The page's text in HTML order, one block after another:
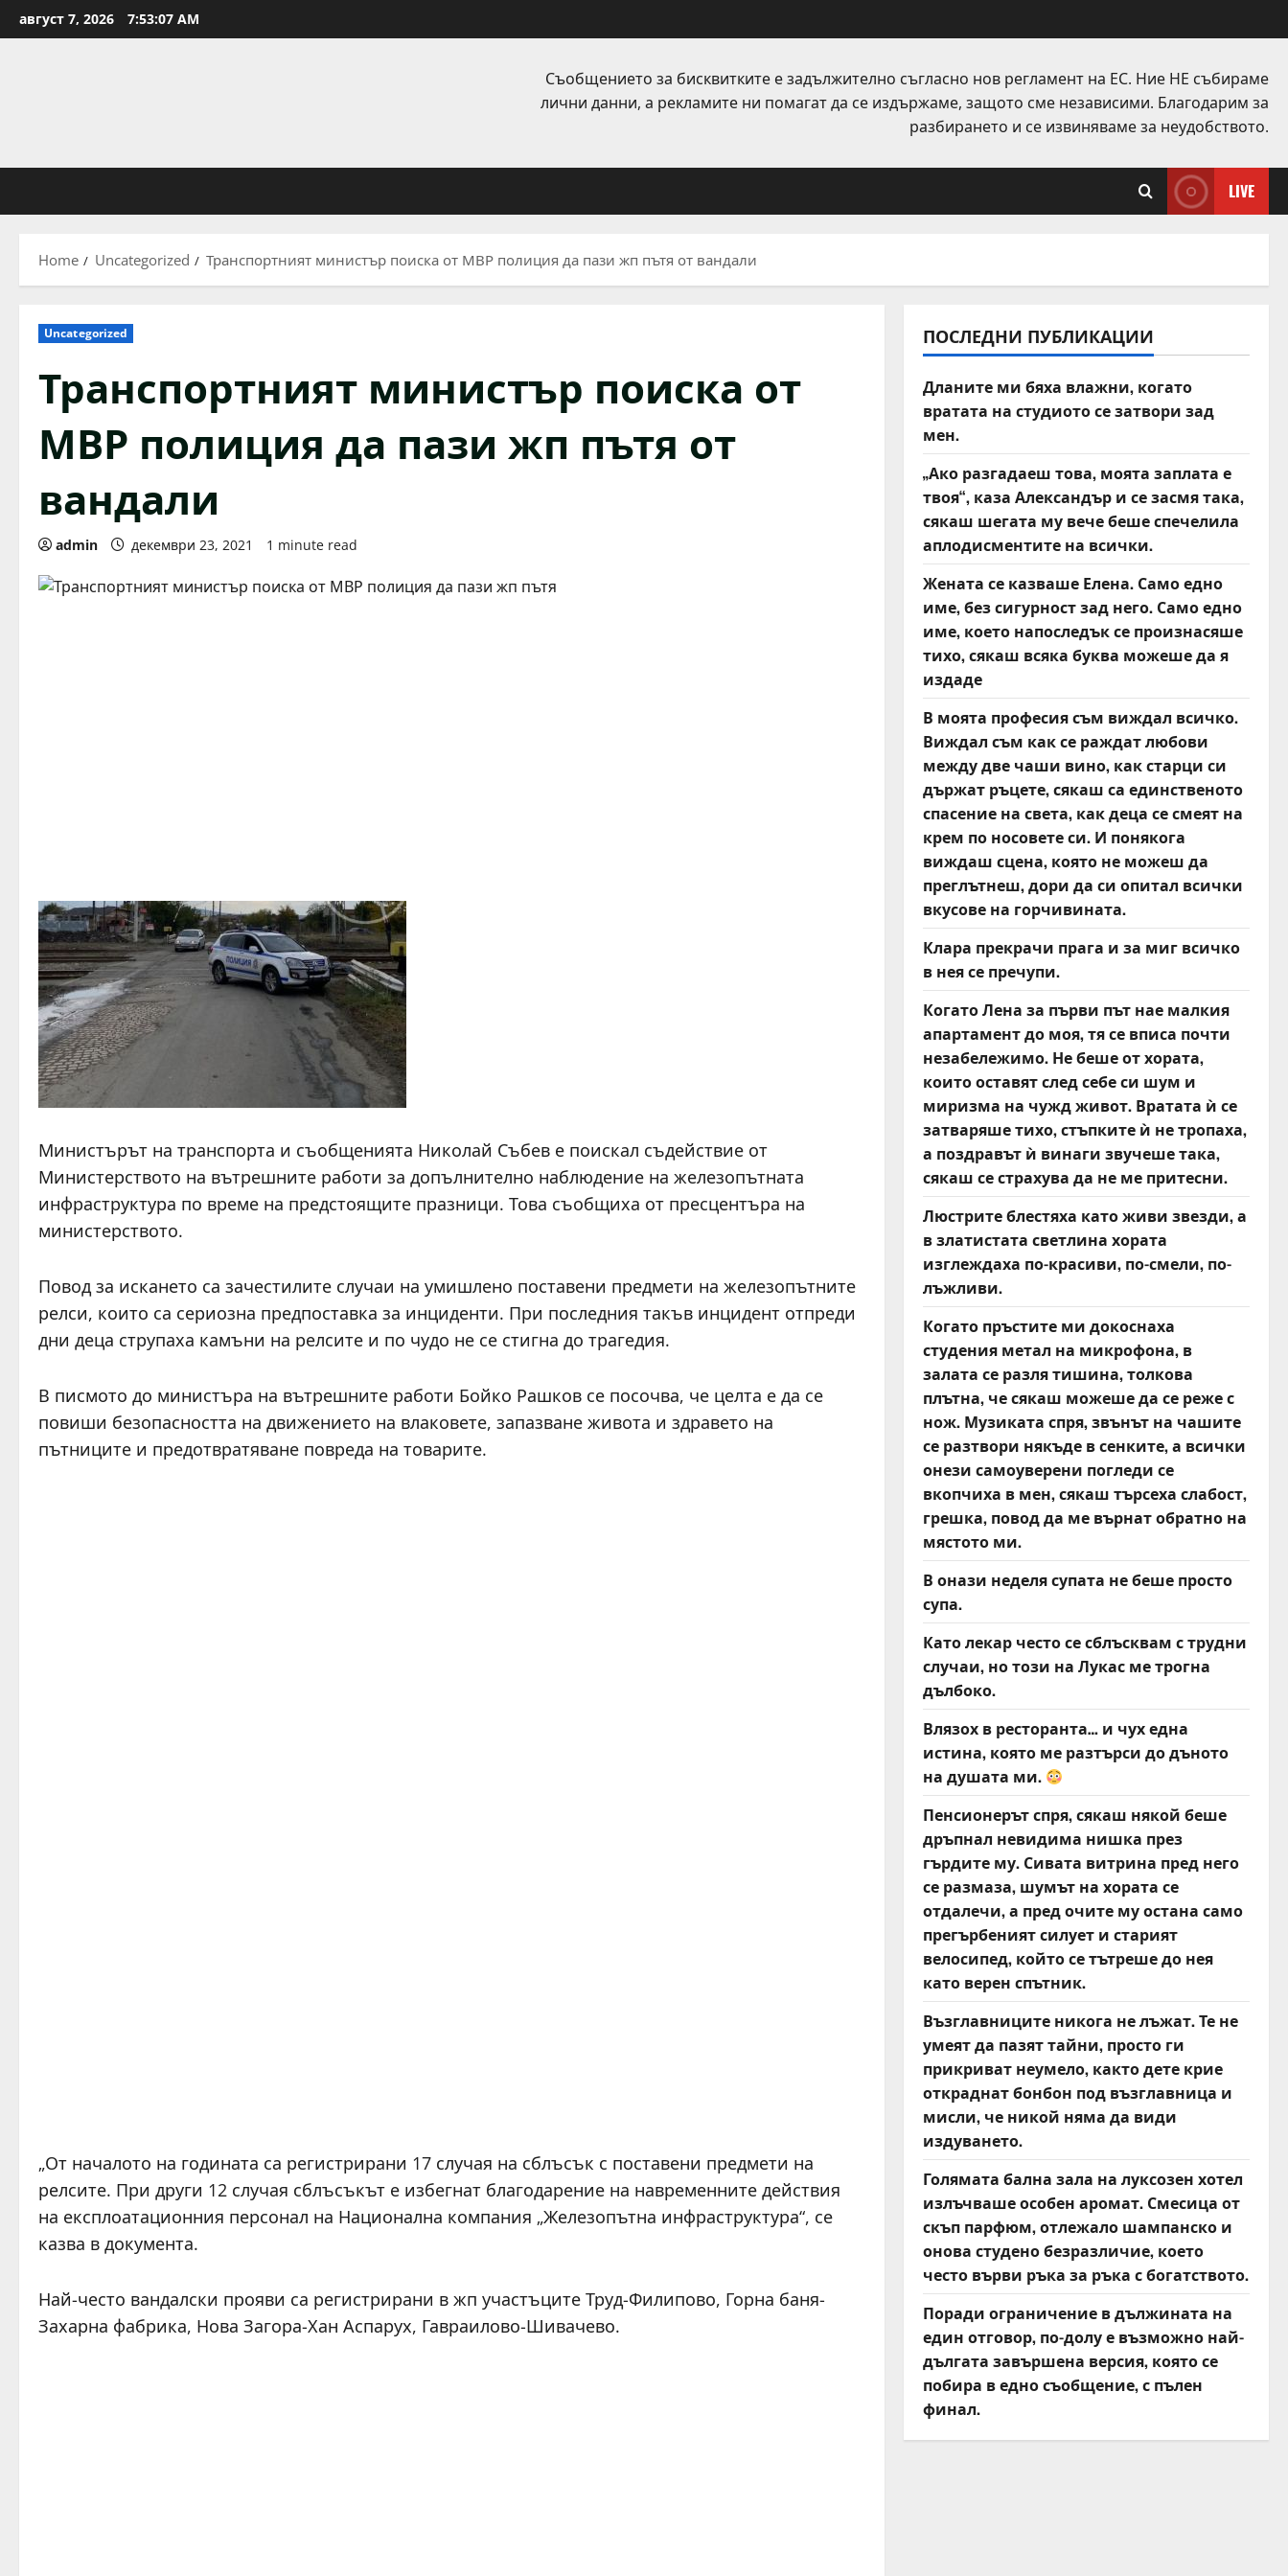
to
август 7, 2026 7:53:08 AM
Съобщението за бисквитките е задължително съгласно нов регламент на ЕС. Ние НЕ събираме
лични данни, а рекламите ни помагат да се издържаме, защото сме независими. Благодарим за
разбирането и се извиняваме за неудобството.
LIVE
Home Uncategorized Транспортният министър поиска от МВР полиция да пази жп пътя от вандали
Uncategorized
Транспортният министър поиска от
МВР полиция да пази жп пътя от
вандали
admin декември 23, 2021 1 minute read
Министърът на транспорта и съобщенията Николай Събев е поискал съдействие от
Министерството на вътрешните работи за допълнително наблюдение на железопътната
инфраструктура по време на предстоящите празници. Това съобщиха от пресцентъра на
министерството.
Повод за искането са зачестилите случаи на умишлено поставени предмети на железопътните
релси, които са сериозна предпоставка за инциденти. При последния такъв инцидент отпреди
дни деца струпаха камъни на релсите и по чудо не се стигна до трагедия.
В писмото до министъра на вътрешните работи Бойко Рашков се посочва, че целта е да се
повиши безопасността на движението на влаковете, запазване живота и здравето на
пътниците и предотвратяване повреда на товарите.
„От началото на годината са регистрирани 17 случая на сблъсък с поставени предмети на
релсите. При други 12 случая сблъсъкът е избегнат благодарение на навременните действия
на експлоатационния персонал на Национална компания „Железопътна инфраструктура“, се
казва в документа.
Най-често вандалски прояви са регистрирани в жп участъците Труд-Филипово, Горна баня-
Захарна фабрика, Нова Загора-Хан Аспарух, Гавраилово-Шивачево.
ПОСЛЕДНИ ПУБЛИКАЦИИ
Дланите ми бяха влажни, когато
вратата на студиото се затвори зад
мен.
„Ако разгадаеш това, моята заплата е
твоя“, каза Александър и се засмя така,
сякаш шегата му вече беше спечелила
аплодисментите на всички.
Жената се казваше Елена. Само едно
име, без сигурност зад него. Само едно
име, което напоследък се произнасяше
тихо, сякаш всяка буква можеше да я
издаде
В моята професия съм виждал всичко.
Виждал съм как се раждат любови
между две чаши вино, как старци си
държат ръцете, сякаш са единственото
спасение на света, как деца се смеят на
крем по носовете си. И понякога
виждаш сцена, която не можеш да
преглътнеш, дори да си опитал всички
вкусове на горчивината.
Клара прекрачи прага и за миг всичко
в нея се пречупи.
Когато Лена за първи път нае малкия
апартамент до моя, тя се вписа почти
незабележимо. Не беше от хората,
които оставят след себе си шум и
миризма на чужд живот. Вратата ѝ се
затваряше тихо, стъпките ѝ не тропаха,
а поздравът ѝ винаги звучеше така,
сякаш се страхува да не ме притесни.
Люстрите блестяха като живи звезди, а
в златистата светлина хората
изглеждаха по-красиви, по-смели, по-
лъжливи.
Когато пръстите ми докоснаха
студения метал на микрофона, в
залата се разля тишина, толкова
плътна, че сякаш можеше да се реже с
нож. Музиката спря, звънът на чашите
се разтвори някъде в сенките, а всички
онези самоуверени погледи се
вкопчиха в мен, сякаш търсеха слабост,
грешка, повод да ме върнат обратно на
мястото ми.
В онази неделя супата не беше просто
супа.
Като лекар често се сблъсквам с трудни
случаи, но този на Лукас ме трогна
дълбоко.
Влязох в ресторанта… и чух една
истина, която ме разтърси до дъното
на душата ми.
Пенсионерът спря, сякаш някой беше
дръпнал невидима нишка през
гърдите му. Сивата витрина пред него
се размаза, шумът на хората се
отдалечи, а пред очите му остана само
прегърбеният силует и старият
велосипед, който се тътреше до нея
като верен спътник.
Възглавниците никога не лъжат. Те не
умеят да пазят тайни, просто ги
прикриват неумело, както дете крие
откраднат бонбон под възглавница и
мисли, че никой няма да види
издуването.
Голямата бална зала на луксозен хотел
излъчваше особен аромат. Смесица от
скъп парфюм, отлежало шампанско и
онова студено безразличие, което
често върви ръка за ръка с богатството.
Поради ограничение в дължината на
един отговор, по-долу е възможно най-
дългата завършена версия, която се
побира в едно съобщение, с пълен
финал.